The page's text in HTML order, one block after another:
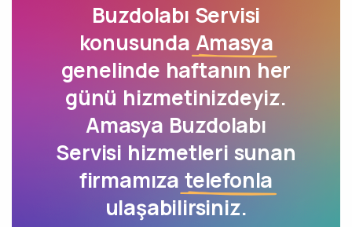
Buzdolabı Servisi
konusunda Amasya
genelinde haftanın her
günü hizmetinizdeyiz.
Amasya Buzdolabı
Servisi hizmetleri sunan
firmamıza telefonla
ulaşabilirsiniz.